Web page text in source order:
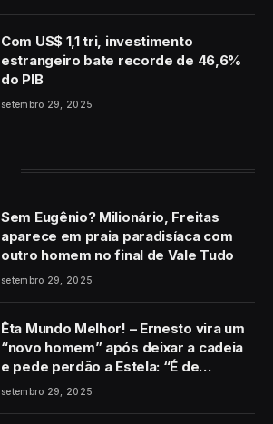
Com US$ 1,1 tri, investimento
estrangeiro bate recorde de 46,6%
do PIB
setembro 29, 2025
Sem Eugênio? Milionário, Freitas
aparece em praia paradisíaca com
outro homem no final de Vale Tudo
setembro 29, 2025
Êta Mundo Melhor! – Ernesto vira um
“novo homem” após deixar a cadeia
e pede perdão a Estela: “É de
coração”
setembro 29, 2025